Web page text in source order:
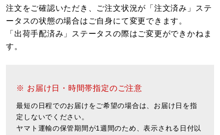
注文をご確認いただき、ご注文状況が「注文済み」ステ
ータスの状態の場合はご自身にて変更できます。
「出荷手配済み」ステータスの際はご変更ができかねま
す。
※ お届け日・時間帯指定のご注意
最短の日程でのお届けをご希望の場合は、お届け日を指
定しないでください。
ヤマト運輸の保管期間が1週間のため、表示される日付以